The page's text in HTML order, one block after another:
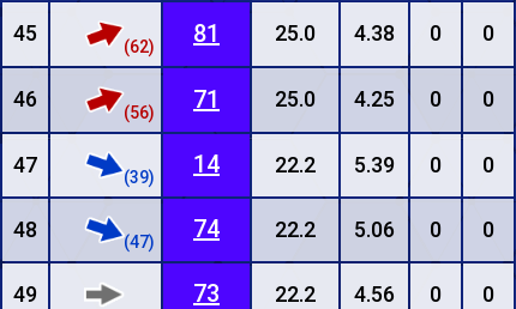
45
(62) 81 25.0 4.38 0 0
46
(56) 71 25.0 4.25 0 0
47 (39) 14 22.2 5.39 0 0
48 (47) 74 22.2 5.06 0 0
49 73 22.2 4.56 0 0